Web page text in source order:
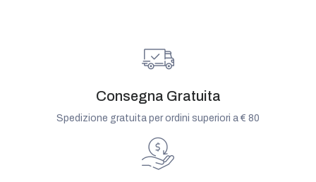
Consegna Gratuita
Spedizione gratuita per ordini superiori a € 80